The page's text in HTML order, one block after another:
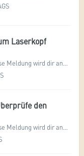
Laserkopf
1. Wann erscheint diese Meldung? Diese Meldung wird dir angezeigt, wenn dein Mr Beam den Laserkopf nicht mehr erkennen kann. In den meisten Fällen handelt ...
den
1. Wann erscheint diese Meldung? Diese Meldung wird dir angezeigt, wenn dein Schutzdeckel offen ist, mindestens einer der Sensoren jedoch einen geschlossen...